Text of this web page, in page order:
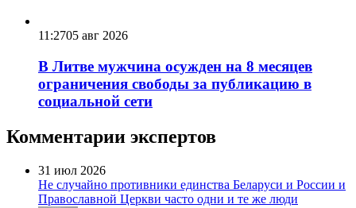
11:2705 авг 2026
В Литве мужчина осужден на 8 месяцев
ограничения свободы за публикацию в
социальной сети
Комментарии экспертов
31 июл 2026
Не случайно противники единства Беларуси и России и
Православной Церкви часто одни и те же люди